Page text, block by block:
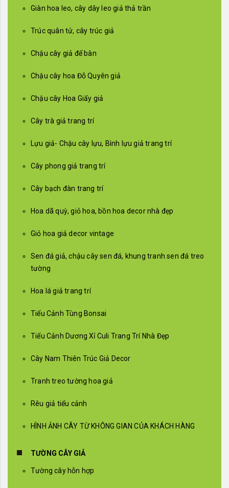
Giàn hoa leo, cây dây leo giả thả trần
Trúc quân tử, cây trúc giả
Chậu cây giả để bàn
Chậu cây hoa Đỗ Quyên giả
Chậu cây Hoa Giấy giả
Cây trà giả trang trí
Lựu giả- Chậu cây lựu, Bình lựu giả trang trí
Cây phong giả trang trí
Cây bạch đàn trang trí
Hoa dã quỳ, giỏ hoa, bồn hoa decor nhà đẹp
Giỏ hoa giả decor vintage
Sen đá giả, chậu cây sen đá, khung tranh sen đá treo
tường
Hoa lá giả trang trí
Tiểu Cảnh Tùng Bonsai
Tiểu Cảnh Dương Xỉ Culi Trang Trí Nhà Đẹp
Cây Nam Thiên Trúc Giả Decor
Tranh treo tường hoa giả
Rêu giả tiểu cảnh
HÌNH ẢNH CÂY TỪ KHÔNG GIAN CỦA KHÁCH HÀNG
TƯỜNG CÂY GIẢ
Tường cây hỗn hợp